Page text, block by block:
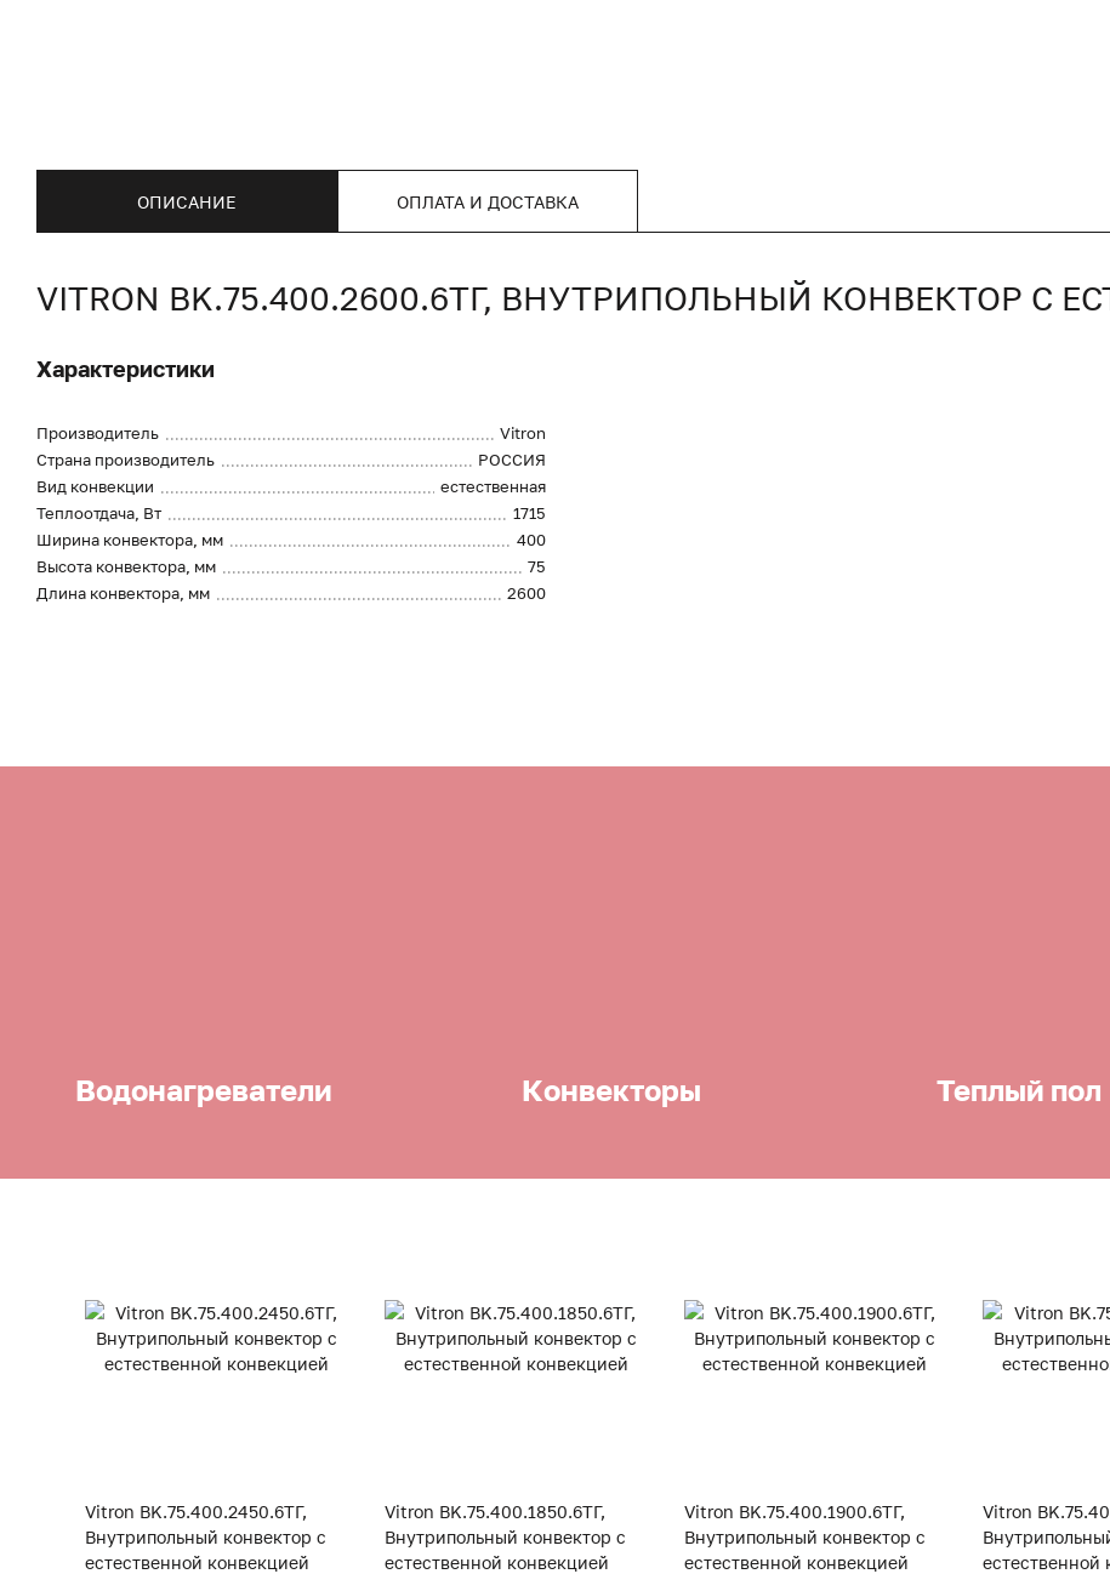
ОПИСАНИЕ ОПЛАТА И ДОСТАВКА
VITRON BK.75.400.2600.6ТГ, ВНУТРИПОЛЬНЫЙ КОНВЕКТОР С
Характеристики
Производитель
Vitron
Страна производитель
РОССИЯ
Вид конвекции
естественная
Теплоотдача, Вт
1715
Ширина конвектора, мм
400
Высота конвектора, мм
75
Длина конвектора, мм
2600
Водонагреватели Конвекторы Теплый пол
Vitron BK.75.400.2450.6ТГ,
Внутрипольный конвектор с
естественной конвекцией
Vitron BK.75.400.1850.6ТГ,
Внутрипольный конвектор с
естественной конвекцией
Vitron BK.75.400.1900.6ТГ,
Внутрипольный конвектор с
естественной конвекцией
Vitron
естественной